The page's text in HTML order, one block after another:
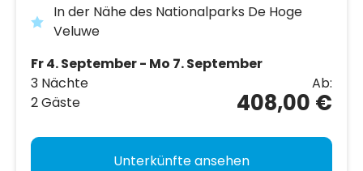
In der Nähe des Nationalparks De Hoge
Veluwe
Fr 4. September - Mo 7. September
3 Nächte
2 Gäste
Ab:
408,00 €
Unterkünfte ansehen